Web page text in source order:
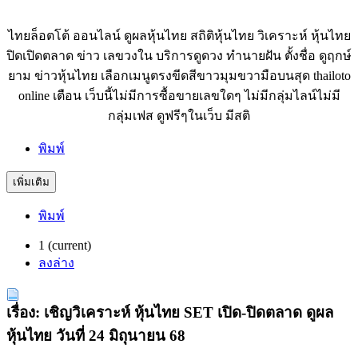
ไทยล็อตโต้ ออนไลน์ ดูผลหุ้นไทย สถิติหุ้นไทย วิเคราะห์ หุ้นไทย
ปิดเปิดตลาด ข่าว เลขวงใน บริการดูดวง ทำนายฝัน ตั้งชื่อ ดูฤกษ์
ยาม ข่าวหุ้นไทย เลือกเมนูตรงขีดสีขาวมุมขวามือบนสุด thailoto
online เตือน เว็บนี้ไม่มีการซื้อขายเลขใดๆ ไม่มีกลุ่มไลน์ไม่มี
กลุ่มเฟส ดูฟรีๆในเว็บ มีสติ
พิมพ์
เพิ่มเติม
พิมพ์
1 (current)
ลงล่าง
เรื่อง: เชิญวิเคราะห์ หุ้นไทย SET เปิด-ปิดตลาด ดูผล
หุ้นไทย วันที่ 24 มิถุนายน 68